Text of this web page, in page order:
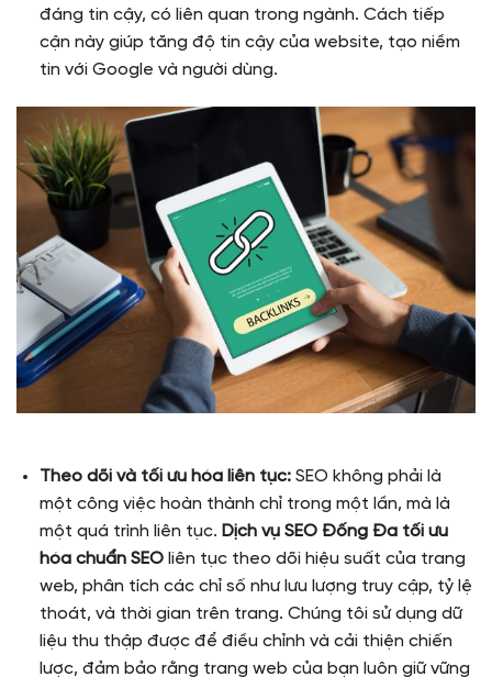
đáng tin cậy, có liên quan trong ngành. Cách tiếp
cận này giúp tăng độ tin cậy của website, tạo niềm
tin với Google và người dùng.
Theo dõi và tối ưu hóa liên tục:SEO không phải là
một công việc hoàn thành chỉ trong một lần, mà là
một quá trình liên tục. Dịch vụ SEO Đống Đa tối ưu
hóa chuẩn SEOliên tục theo dõi hiệu suất của trang
web, phân tích các chỉ số như lưu lượng truy cập, tỷ lệ
thoát, và thời gian trên trang. Chúng tôi sử dụng dữ
liệu thu thập được để điều chỉnh và cải thiện chiến
lược, đảm bảo rằng trang web của bạn luôn giữ vững